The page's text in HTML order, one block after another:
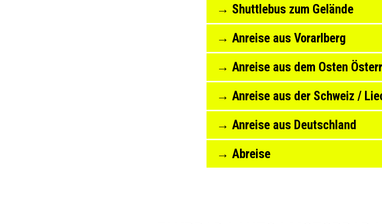
→ Shuttlebus zum Gelände
→ Anreise aus Vorarlberg
→ Anreise aus dem Osten
→ Anreise aus der Schweiz /
→ Anreise aus Deutschland
→ Abreise